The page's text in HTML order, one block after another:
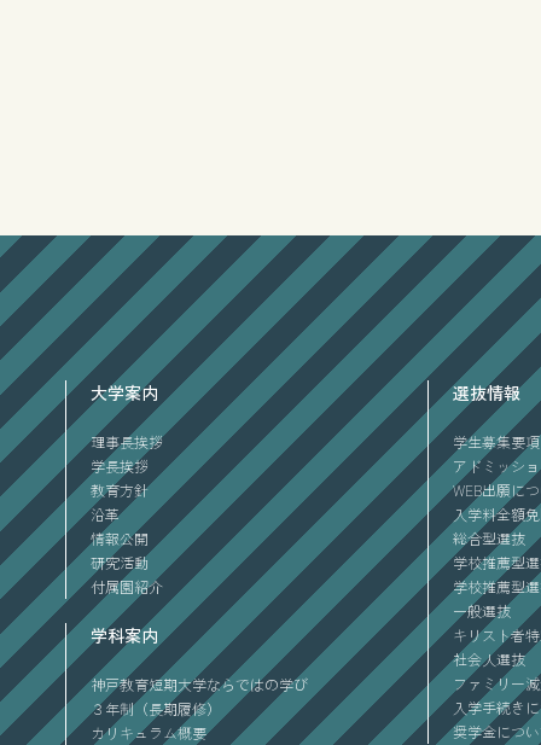
大学案内
理事長挨拶
学長挨拶
教育方針
沿革
情報公開
研究活動
付属園紹介
学科案内
神戸教育短期大学ならではの学び
３年制（長期履修）
カリキュラム概要
選抜情報
学生募集要項
アドミッシ
WEB出願に
入学料全額
総合型選抜
学校推薦型
学校推薦型
一般選抜
キリスト者
社会人選抜
ファミリー
入学手続き
奨学金につ